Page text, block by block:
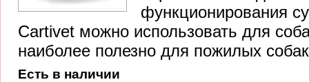
функционирования
Cartivet можно использовать для
наиболее полезно для пожилых
Есть в наличии